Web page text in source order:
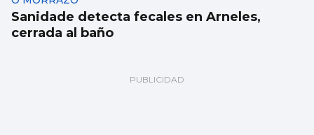
Sanidade detecta fecales en Arneles,
cerrada al baño